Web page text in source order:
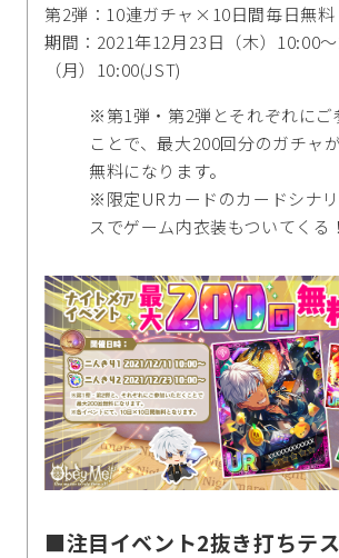
第2弾：10連ガチャ×10日間毎日無料
期間：2021年12月23日（木）10:00
（月）10:00(JST)
※第1弾・第2弾とそれぞれにご
ことで、最大200回分のガチャ
無料になります。
※限定URカードのカードシナ
スでゲーム内衣装もついてくる！
■注目イベント2抜き打ちテ